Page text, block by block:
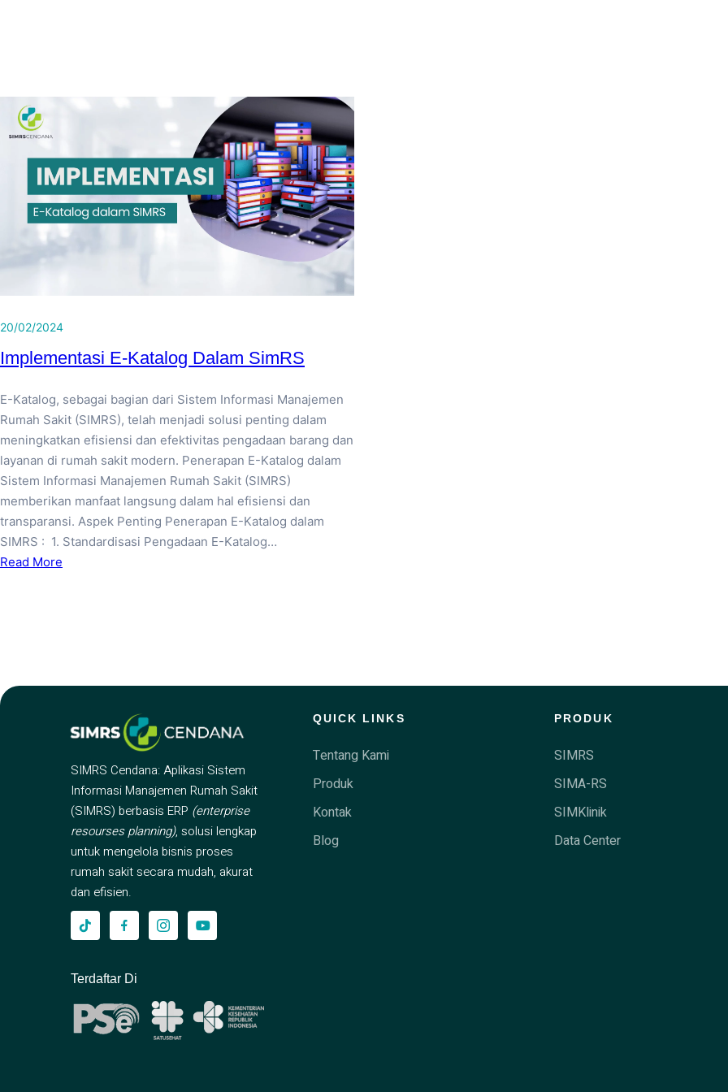
20/02/2024
Implementasi E-Katalog Dalam SimRS
E-Katalog, sebagai bagian dari Sistem Informasi Manajemen
Rumah Sakit (SIMRS), telah menjadi solusi penting dalam
meningkatkan efisiensi dan efektivitas pengadaan barang dan
layanan di rumah sakit modern. Penerapan E-Katalog dalam
Sistem Informasi Manajemen Rumah Sakit (SIMRS)
memberikan manfaat langsung dalam hal efisiensi dan
transparansi. Aspek Penting Penerapan E-Katalog dalam
SIMRS : 1. Standardisasi Pengadaan E-Katalog…
Read More
SIMRS Cendana: Aplikasi Sistem
Informasi Manajemen Rumah Sakit
(SIMRS) berbasis ERP (enterprise
resourses planning), solusi lengkap
untuk mengelola bisnis proses
rumah sakit secara mudah, akurat
dan efisien.
Terdaftar Di
QUICK LINKS
Tentang Kami
Produk
Kontak
Blog
PRODUK
SIMRS
SIMA-RS
SIMKlinik
Data Center